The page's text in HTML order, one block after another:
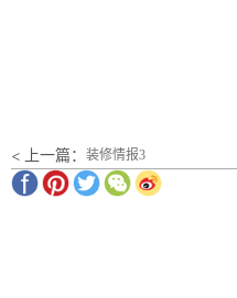
< 上一篇： 装修情报3